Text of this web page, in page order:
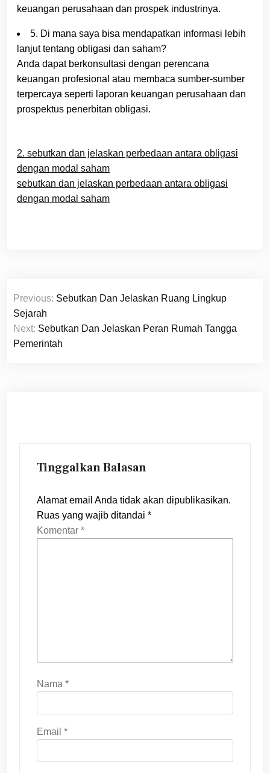
keuangan perusahaan dan prospek industrinya.
5. Di mana saya bisa mendapatkan informasi lebih
lanjut tentang obligasi dan saham?
Anda dapat berkonsultasi dengan perencana
keuangan profesional atau membaca sumber-sumber
terpercaya seperti laporan keuangan perusahaan dan
prospektus penerbitan obligasi.
2. sebutkan dan jelaskan perbedaan antara obligasi
dengan modal saham
sebutkan dan jelaskan perbedaan antara obligasi
dengan modal saham
Navigasi
pos
Previous: Sebutkan Dan Jelaskan Ruang Lingkup
Sejarah
Next: Sebutkan Dan Jelaskan Peran Rumah Tangga
Pemerintah
Tinggalkan Balasan
Alamat email Anda tidak akan dipublikasikan.
Ruas yang wajib ditandai *
Komentar *
Nama *
Email *